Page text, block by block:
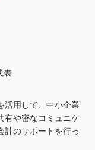
表
活用して、中小企業
有や密なコミュニケ
計のサポートを行っ